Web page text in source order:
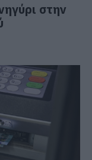
στην